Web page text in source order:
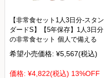
【非常食セット1人3日分-スタン
ダードS】【5年保存】1人3日分
の非常食セット 個人で備える
希望小売価格: ¥5,567(税込)
価格: ¥4,822(税込) 13%OFF